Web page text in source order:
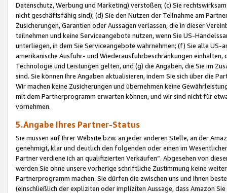
Datenschutz, Werbung und Marketing) verstoßen; (c) Sie
nicht geschäftsfähig sind); (d) Sie den Nutzen der Teilnahme am
Zusicherungen, Garantien oder Aussagen verlassen, die in dieser
teilnehmen und keine Serviceangebote nutzen, wenn Sie US-
unterliegen, in dem Sie Serviceangebote wahrnehmen; (f) Sie alle
amerikanische Ausfuhr- und Wiederausfuhrbeschränkungen
Technologie und Leistungen gelten, und (g) die Angaben, die Sie im
sind. Sie können Ihre Angaben aktualisieren, indem Sie sich über die
Wir machen keine Zusicherungen und übernehmen keine
mit dem Partnerprogramm erwarten können, und wir sind nicht für
vornehmen.
5.Angabe Ihres Partner-Status
Sie müssen auf Ihrer Website bzw. an jeder anderen Stelle, an der
genehmigt, klar und deutlich den folgenden oder einen im
Partner verdiene ich an qualifizierten Verkäufen“. Abgesehen von
werden Sie ohne unsere vorherige schriftliche Zustimmung keine
Partnerprogramm machen. Sie dürfen die zwischen uns und Ihnen
(einschließlich der expliziten oder impliziten Aussage, dass Amazon